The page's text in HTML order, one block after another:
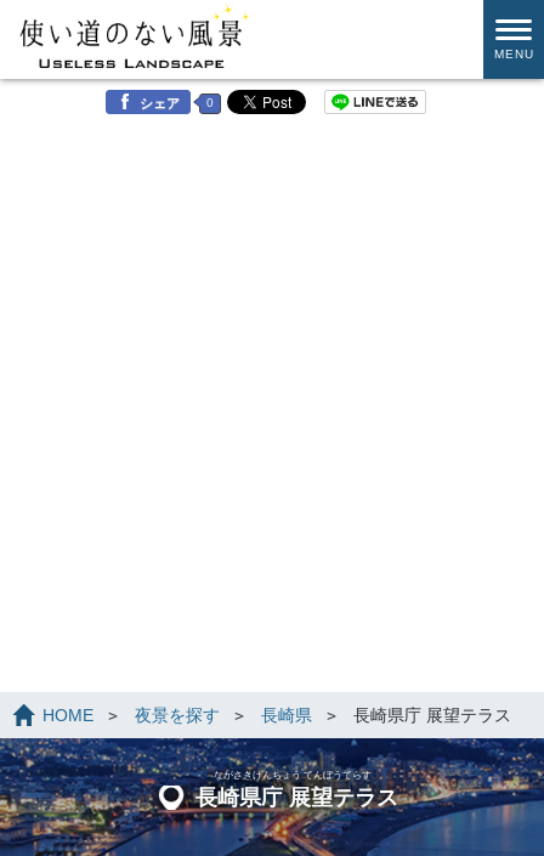
MENU
シェア 0
HOME 夜景を探す 長崎県 長崎県庁 展望テラス
長崎県庁 展望テラス
ながさきけんちょう てんぼうてらす